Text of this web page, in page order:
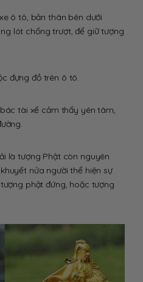
ô tô, bản thân bên dưới
lót chống trượt, để giữ tượng
đựng đồ trên ô tô.
tài xế cảm thấy yên tâm,
là tượng Phật còn nguyên
nửa người thể hiện sự
phật đứng, hoặc tượng